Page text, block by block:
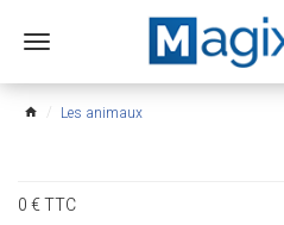
Ouvrir
menu
home Les animaux
0€TTC